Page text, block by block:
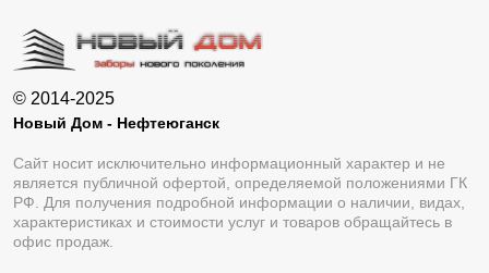
© 2014-2025
Новый Дом - Нефтеюганск
Сайт носит исключительно информационный характер и не
является публичной офертой, определяемой положениями ГК
РФ. Для получения подробной информации о наличии, видах,
характеристиках и стоимости услуг и товаров обращайтесь в
офис продаж.